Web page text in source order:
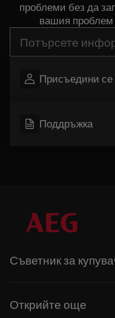
проблеми без да
вашия проблем
Присъедини се
Поддръжка
Съветник за
Перални със
Сушилни
Открийте още